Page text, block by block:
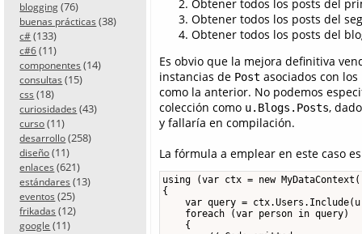
blogging (76)
buenas prácticas (38)
c# (133)
c#6 (11)
componentes (14)
consultas (15)
css (18)
curiosidades (43)
curso (11)
desarrollo (258)
diseño (11)
enlaces (621)
estándares (13)
eventos (25)
frikadas (12)
google (11)
Obtener todos los posts del
Obtener todos los posts del
Obtener todos los posts del
Es obvio que la mejora definitiva
instancias de Post asociados con
como la anterior. No podemos
colección como u.Blogs.Posts,
y fallaría en compilación.
La fórmula a emplear en este caso
using (var ctx = new
{
var query =
    foreach (var person in query)
    {